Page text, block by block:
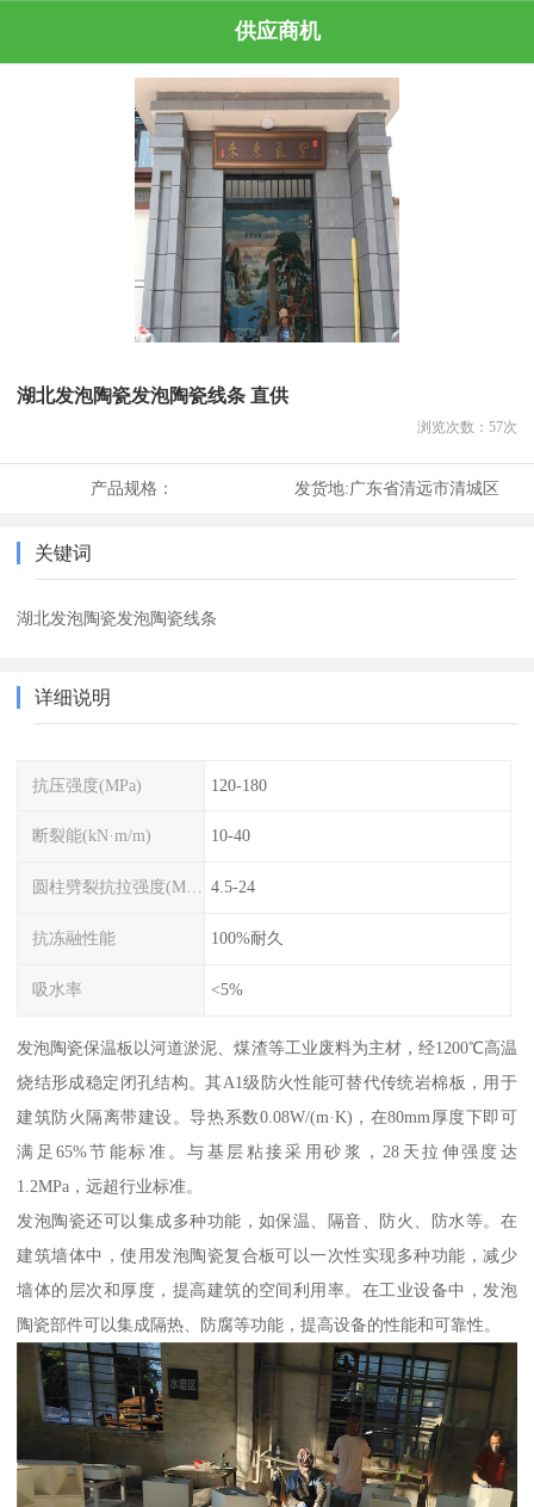
供应商机
湖北发泡陶瓷发泡陶瓷线条 直供
浏览次数： 57次
产品规格： 发货地:广东省清远市清城区
关键词
湖北发泡陶瓷发泡陶瓷线条
详细说明
抗压强度(MPa) 120-180
断裂能(kN·m/m) 10-40
圆柱劈裂抗拉强度(MPa) 4.5-24
抗冻融性能 100%耐久
吸水率 <5%
发泡陶瓷保温板以河道淤泥、煤渣等工业废料为主材，经1200℃高温
烧结形成稳定闭孔结构。其A1级防火性能可替代传统岩棉板，用于
建筑防火隔离带建设。导热系数0.08W/(m·K)，在80mm厚度下即可
满足65%节能标准。与基层粘接采用砂浆，28天拉伸强度达
1.2MPa，远超行业标准。
发泡陶瓷还可以集成多种功能，如保温、隔音、防火、防水等。在
建筑墙体中，使用发泡陶瓷复合板可以一次性实现多种功能，减少
墙体的层次和厚度，提高建筑的空间利用率。在工业设备中，发泡
陶瓷部件可以集成隔热、防腐等功能，提高设备的性能和可靠性。